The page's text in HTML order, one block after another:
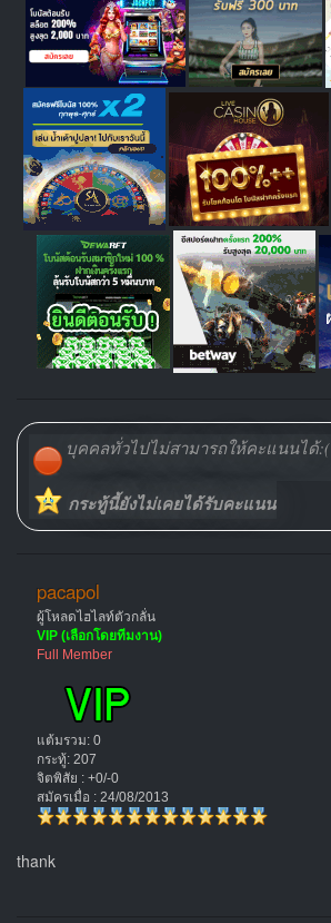
บุคคลทั่วไปไม่สามารถให้คะแนนได้:(
กระทู้นี้ยังไม่เคยได้รับคะแนน
pacapol
ผู้โหลดไฮไลท์ตัวกลั่น
VIP (เลือกโดยทีมงาน)
Full Member
แต้มรวม: 0
กระทู้: 207
จิตพิสัย : +0/-0
สมัครเมื่อ : 24/08/2013
thank